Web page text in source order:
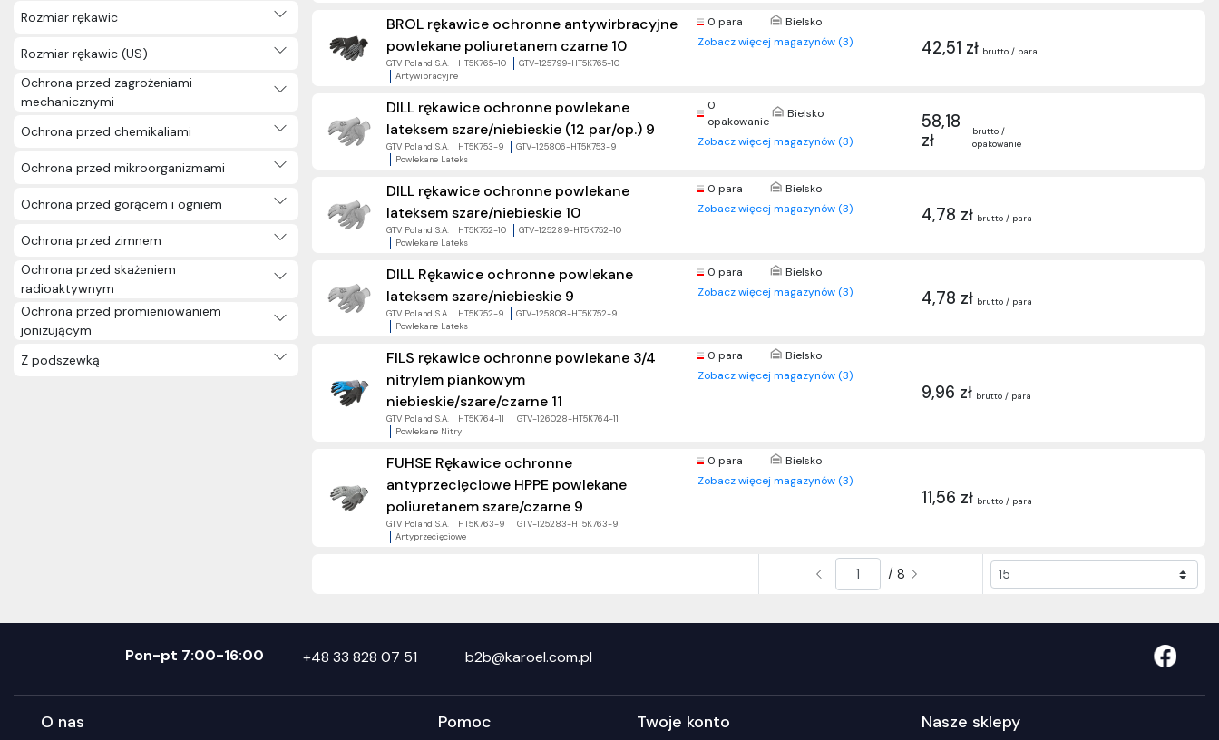
Rozmiar rękawic
Rozmiar rękawic (US)
Ochrona przed zagrożeniami
mechanicznymi
Ochrona przed chemikaliami
Ochrona przed mikroorganizmami
Ochrona przed gorącem i ogniem
Ochrona przed zimnem
Ochrona przed skażeniem
radioaktywnym
Ochrona przed promieniowaniem
jonizującym
Z podszewką
BROL rękawice ochronne antywirbracyjne
powlekane poliuretanem czarne 10
GTV Poland S.A. HT5K765-10
GTV-125799-HT5K765-10
Antywibracyjne
0 para
Bielsko
Zobacz więcej magazynów (3)
42,51 zł brutto / para
DILL rękawice ochronne powlekane
lateksem szare/niebieskie (12 par/op.) 9
GTV Poland S.A. HT5K753-9
GTV-125806-HT5K753-9
Powlekane Lateks
0
opakowanie
Bielsko
Zobacz więcej magazynów (3)
58,18
zł
brutto /
opakowanie
DILL rękawice ochronne powlekane
lateksem szare/niebieskie 10
GTV Poland S.A. HT5K752-10
GTV-125289-HT5K752-10
Powlekane Lateks
0 para
Bielsko
Zobacz więcej magazynów (3)
4,78 zł brutto / para
DILL Rękawice ochronne powlekane
lateksem szare/niebieskie 9
GTV Poland S.A. HT5K752-9
GTV-125808-HT5K752-9
Powlekane Lateks
0 para
Bielsko
Zobacz więcej magazynów (3)
4,78 zł brutto / para
FILS rękawice ochronne powlekane 3/4
nitrylem piankowym
niebieskie/szare/czarne 11
GTV Poland S.A. HT5K764-11
GTV-126028-HT5K764-11
Powlekane Nitryl
0 para
Bielsko
Zobacz więcej magazynów (3)
9,96 zł brutto / para
FUHSE Rękawice ochronne
antyprzecięciowe HPPE powlekane
poliuretanem szare/czarne 9
GTV Poland S.A. HT5K763-9
GTV-125283-HT5K763-9
Antyprzecięciowe
0 para
Bielsko
Zobacz więcej magazynów (3)
11,56 zł brutto / para
/ 8
Pon-pt 7:00-16:00 +48 33 828 07 51 b2b@karoel.com.pl
O nas Pomoc Twoje konto Nasze sklepy